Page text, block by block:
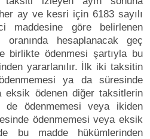
ay ve kesri için 6183 sayılı
maddesine göre belirlenen
oranında hesaplanacak geç
birlikte ödenmesi şartıyla bu
yararlanılır. İlk iki taksitin
ya da süresinde
eksik ödenen diğer taksitlerin
de ödenmemesi veya ikiden
ödenmemesi veya eksik
bu madde hükümlerinden